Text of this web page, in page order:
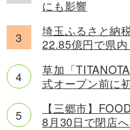
にも影響
埼玉ふるさと納
22.85億円で県
草加「
式オープン前に
【三郷市】
8月30日で閉店